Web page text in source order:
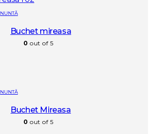
NUNTĂ
Buchet mireasa
0 out of 5
NUNTĂ
Buchet Mireasa
0 out of 5